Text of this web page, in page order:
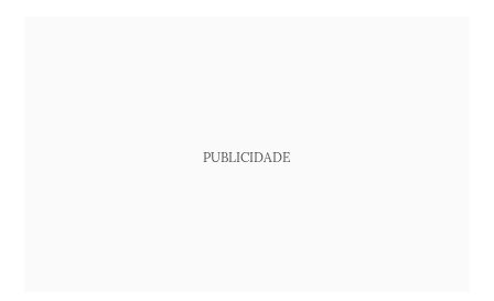
PUBLICIDADE